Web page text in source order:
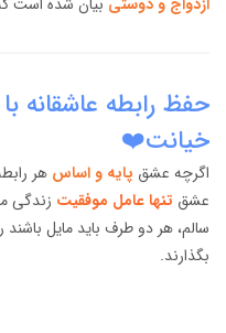
حفظ رابطه عاشقانه
خیانت❤️
اگرچه عشق پایه و اساس هر
عشق تنها عامل موفقیت زندگی
سالم، هر دو طرف باید مایل
بگذارند.